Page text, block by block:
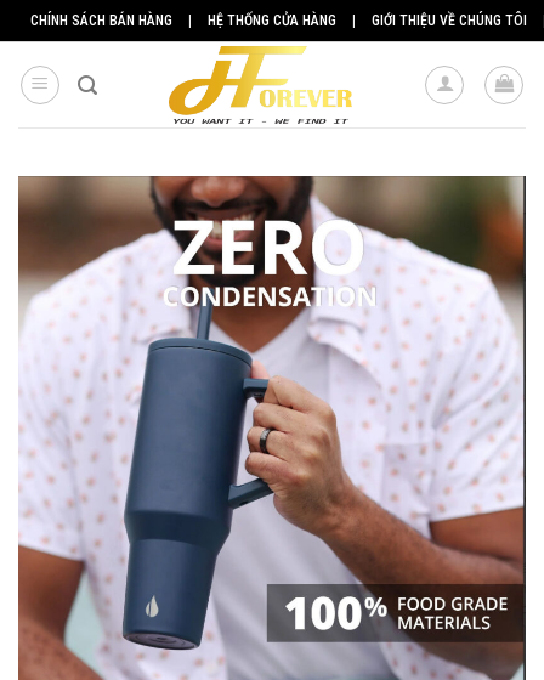
Skip
to
content
CHÍNH SÁCH BÁN HÀNG | HỆ THỐNG CỬA HÀNG | GIỚI THIỆU VỀ CHÚNG TÔI